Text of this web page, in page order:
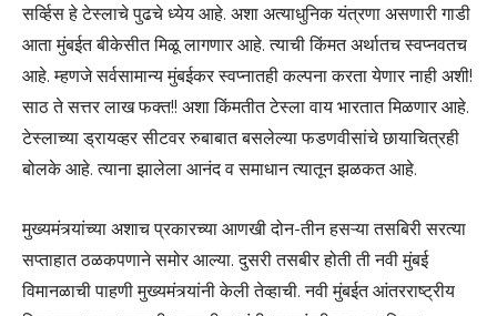
सर्व्हिस हे टेस्लाचे पुढचे ध्येय आहे. अशा अत्याधुनिक यंत्रणा असणारी गाडी
आता मुंबईत बीकेसीत मिळू लागणार आहे. त्याची किंमत अर्थातच स्वप्नवतच
आहे. म्हणजे सर्वसामान्य मुंबईकर स्वप्नातही कल्पना करता येणार नाही अशी!
साठ ते सत्तर लाख फक्त!! अशा किंमतीत टेस्ला वाय भारतात मिळणार आहे.
टेस्लाच्या ड्रायव्हर सीटवर रुबाबात बसलेल्या फडणवीसांचे छायाचित्रही
बोलके आहे. त्याना झालेला आनंद व समाधान त्यातून झळकत आहे.
मुख्यमंत्र्यांच्या अशाच प्रकारच्या आणखी दोन-तीन हसऱ्या तसबिरी सरत्या
सप्ताहात ठळकपणाने समोर आल्या. दुसरी तसबीर होती ती नवी मुंबई
विमानळाची पाहणी मुख्यमंत्र्यांनी केली तेव्हाची. नवी मुंबईत आंतरराष्ट्रीय